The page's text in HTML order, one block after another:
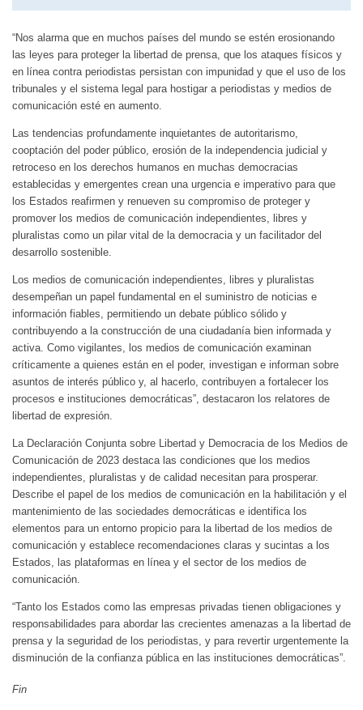
“Nos alarma que en muchos países del mundo se estén erosionando
las leyes para proteger la libertad de prensa, que los ataques físicos y
en línea contra periodistas persistan con impunidad y que el uso de los
tribunales y el sistema legal para hostigar a periodistas y medios de
comunicación esté en aumento.
Las tendencias profundamente inquietantes de autoritarismo,
cooptación del poder público, erosión de la independencia judicial y
retroceso en los derechos humanos en muchas democracias
establecidas y emergentes crean una urgencia e imperativo para que
los Estados reafirmen y renueven su compromiso de proteger y
promover los medios de comunicación independientes, libres y
pluralistas como un pilar vital de la democracia y un facilitador del
desarrollo sostenible.
Los medios de comunicación independientes, libres y pluralistas
desempeñan un papel fundamental en el suministro de noticias e
información fiables, permitiendo un debate público sólido y
contribuyendo a la construcción de una ciudadanía bien informada y
activa. Como vigilantes, los medios de comunicación examinan
críticamente a quienes están en el poder, investigan e informan sobre
asuntos de interés público y, al hacerlo, contribuyen a fortalecer los
procesos e instituciones democráticas”, destacaron los relatores de
libertad de expresión.
La Declaración Conjunta sobre Libertad y Democracia de los Medios de
Comunicación de 2023 destaca las condiciones que los medios
independientes, pluralistas y de calidad necesitan para prosperar.
Describe el papel de los medios de comunicación en la habilitación y el
mantenimiento de las sociedades democráticas e identifica los
elementos para un entorno propicio para la libertad de los medios de
comunicación y establece recomendaciones claras y sucintas a los
Estados, las plataformas en línea y el sector de los medios de
comunicación.
“Tanto los Estados como las empresas privadas tienen obligaciones y
responsabilidades para abordar las crecientes amenazas a la libertad de
prensa y la seguridad de los periodistas, y para revertir urgentemente la
disminución de la confianza pública en las instituciones democráticas”.
Fin